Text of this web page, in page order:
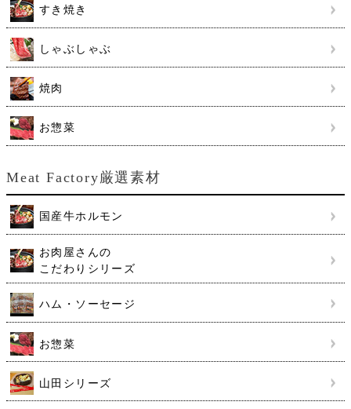
すき焼き
しゃぶしゃぶ
焼肉
お惣菜
Meat Factory厳選素材
国産牛ホルモン
お肉屋さんの
こだわりシリーズ
ハム・ソーセージ
お惣菜
山田シリーズ